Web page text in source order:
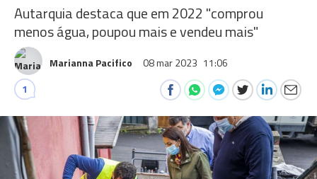
Autarquia destaca que em 2022 "comprou
menos água, poupou mais e vendeu mais"
Marianna Pacifico 08 mar 2023 11:06
1